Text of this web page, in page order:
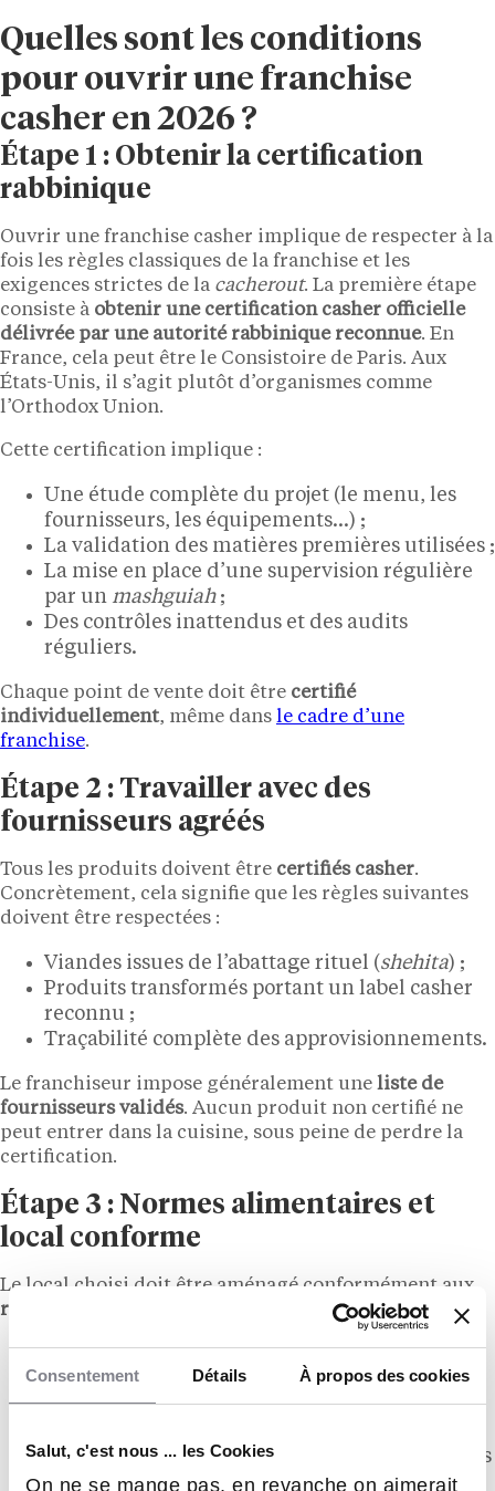
Consentement Détails À propos des cookies
Salut, c'est nous ... les Cookies
On ne se mange pas, en revanche on aimerait
Quelles sont les conditions
pour ouvrir une franchise
casher en 2026 ?
Étape 1 : Obtenir la certification
rabbinique
Ouvrir une franchise casher implique de respecter à la
fois les règles classiques de la franchise et les
exigences strictes de la cacherout. La première étape
consiste à obtenir une certification casher officielle
délivrée par une autorité rabbinique reconnue. En
France, cela peut être le Consistoire de Paris. Aux
États-Unis, il s’agit plutôt d’organismes comme
l’Orthodox Union.
Cette certification implique :
Une étude complète du projet (le menu, les
fournisseurs, les équipements…) ;
La validation des matières premières utilisées ;
La mise en place d’une supervision régulière
par un mashguiah;
Des contrôles inattendus et des audits
réguliers.
Chaque point de vente doit être certifié
individuellement, même dans le cadre d’une
franchise.
Étape 2 : Travailler avec des
fournisseurs agréés
Tous les produits doivent être certifiés casher.
Concrètement, cela signifie que les règles suivantes
doivent être respectées :
Viandes issues de l’abattage rituel (shehita) ;
Produits transformés portant un label casher
reconnu ;
Traçabilité complète des approvisionnements.
Le franchiseur impose généralement une liste de
fournisseurs validés. Aucun produit non certifié ne
peut entrer dans la cuisine, sous peine de perdre la
certification.
Étape 3 : Normes alimentaires et
local conforme
Le local choisi doit être aménagé conformément aux
règles de la
Séparation stricte de la viande et du lait, aussi
bien au niveau des ustensiles, des plans de
travail ou des fours. Les chambres froides
Vaisselle et matériel différenciés, parfois codés
par couleur ;